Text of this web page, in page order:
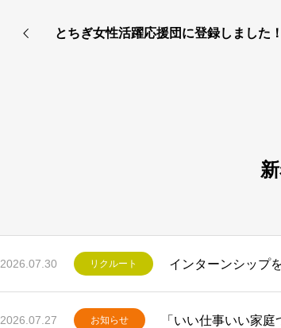
とちぎ女性活躍応援団に登録しました！
2026.07.30 リクルート インターンシップ
2026.07.27 お知らせ 「いい仕事いい家